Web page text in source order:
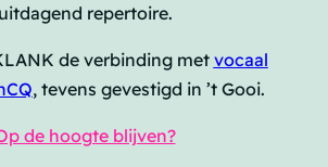
uitdagend repertoire.
de verbinding met vocaal
, tevens gevestigd in ’t Gooi.
de hoogte blijven?